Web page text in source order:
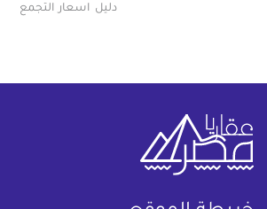
دليل اسعار التجمع